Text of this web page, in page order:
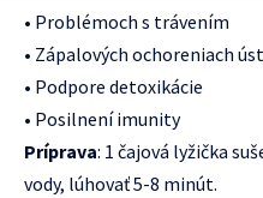
• Problémoch s trávením
• Zápalových ochoreniach
• Podpore detoxikácie
• Posilnení imunity
Príprava: 1 čajová lyžička
vody, lúhovať 5-8 minút.